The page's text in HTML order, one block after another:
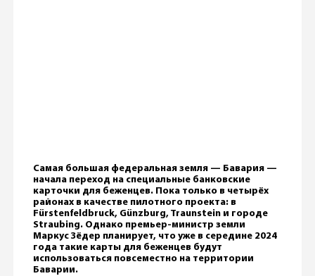
Самая большая федеральная земля — Бавария —
начала переход на специальные банковские
карточки для беженцев. Пока только в четырёх
районах в качестве пилотного проекта: в
Fürstenfeldbruck, Günzburg, Traunstein и городе
Straubing. Однако премьер-министр земли
Маркус Зёдер планирует, что уже в середине 2024
года такие карты для беженцев будут
использоваться повсеместно на территории
Баварии.